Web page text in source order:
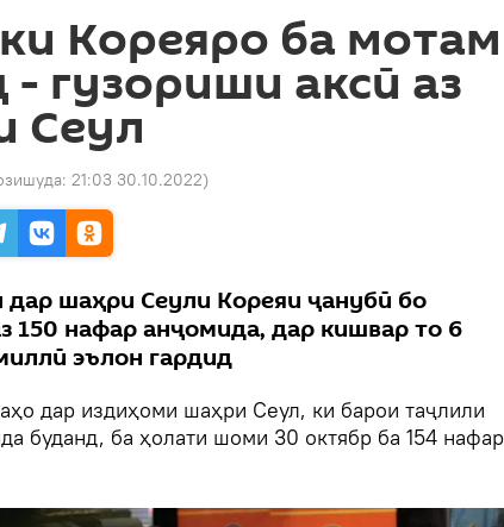
Кореяро ба мотам
гузориши аксӣ аз
Сеул
21:03 30.10.2022)
шаҳри Сеули Кореяи ҷанубӣ бо
150 нафар анҷомида, дар кишвар то 6
эълон гардид
дар издиҳоми шаҳри Сеул, ки барои таҷлили
буданд, ба ҳолати шоми 30 октябр ба 154 нафар